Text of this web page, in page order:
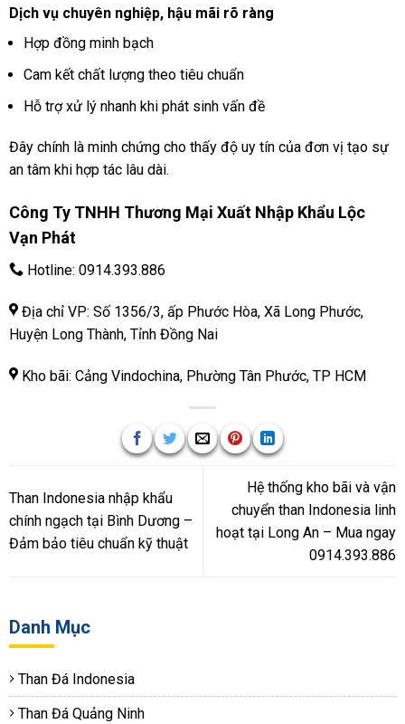
Danh Mục
Than Đá Indonesia
Than Đá Quảng Ninh
Dịch vụ chuyên nghiệp, hậu mãi rõ ràng
Hợp đồng minh bạch
Cam kết chất lượng theo tiêu chuẩn
Hỗ trợ xử lý nhanh khi phát sinh vấn đề
Đây chính là minh chứng cho thấy độ uy tín của đơn vị tạo sự
an tâm khi hợp tác lâu dài.
Công Ty TNHH Thương Mại Xuất Nhập Khẩu Lộc
Vạn Phát
Hotline: 0914.393.886
Địa chỉ VP: Số 1356/3, ấp Phước Hòa, Xã Long Phước,
Huyện Long Thành, Tỉnh Đồng Nai
Kho bãi: Cảng Vindochina, Phường Tân Phước, TP HCM
Than Indonesia nhập khẩu
chính ngạch tại Bình Dương –
Đảm bảo tiêu chuẩn kỹ thuật
Hệ thống kho bãi và vận
chuyển than Indonesia linh
hoạt tại Long An – Mua ngay
0914.393.886